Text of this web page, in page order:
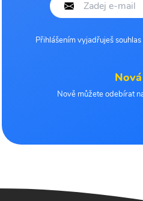
Přihlášením vyjadřuješ
Nově můžete odebírat